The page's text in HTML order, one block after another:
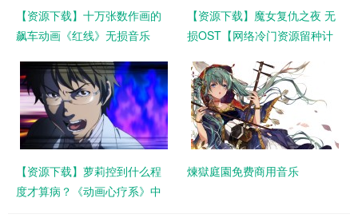
【资源下载】十万张数作画的
飙车动画《红线》无损音乐
Soundtrack 下载【网络冷门资
源留种计划第3期】
【资源下载】魔女复仇之夜 无
损OST【网络冷门资源留种计
【资源下载】萝莉控到什么程
度才算病？《动画心疗系》中
煉獄庭園免费商用音乐